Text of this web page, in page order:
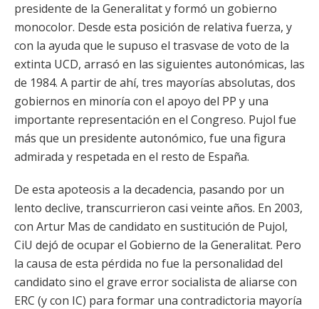
presidente de la Generalitat y formó un gobierno
monocolor. Desde esta posición de relativa fuerza, y
con la ayuda que le supuso el trasvase de voto de la
extinta UCD, arrasó en las siguientes autonómicas, las
de 1984. A partir de ahí, tres mayorías absolutas, dos
gobiernos en minoría con el apoyo del PP y una
importante representación en el Congreso. Pujol fue
más que un presidente autonómico, fue una figura
admirada y respetada en el resto de España.
De esta apoteosis a la decadencia, pasando por un
lento declive, transcurrieron casi veinte años. En 2003,
con Artur Mas de candidato en sustitución de Pujol,
CiU dejó de ocupar el Gobierno de la Generalitat. Pero
la causa de esta pérdida no fue la personalidad del
candidato sino el grave error socialista de aliarse con
ERC (y con IC) para formar una contradictoria mayoría